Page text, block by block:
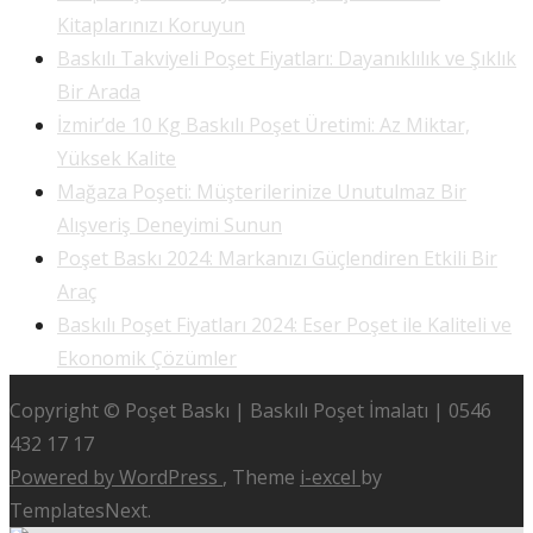
Kitaplarınızı Koruyun
Baskılı Takviyeli Poşet Fiyatları: Dayanıklılık ve Şıklık
Bir Arada
İzmir’de 10 Kg Baskılı Poşet Üretimi: Az Miktar,
Yüksek Kalite
Mağaza Poşeti: Müşterilerinize Unutulmaz Bir
Alışveriş Deneyimi Sunun
Poşet Baskı 2024: Markanızı Güçlendiren Etkili Bir
Araç
Baskılı Poşet Fiyatları 2024: Eser Poşet ile Kaliteli ve
Ekonomik Çözümler
Copyright © Poşet Baskı | Baskılı Poşet İmalatı | 0546
432 17 17
Powered by WordPress , Theme i-excel by
TemplatesNext.